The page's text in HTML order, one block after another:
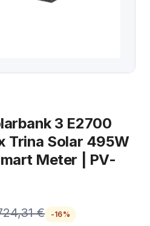
3 E2700
Trina Solar 495W
Meter | PV-
€
-16%